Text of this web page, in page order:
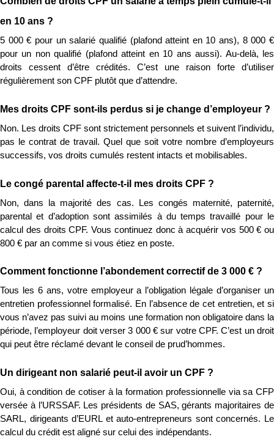
en 10 ans ?
5 000 € pour un salarié qualifié (plafond atteint en 10 ans), 8 000 €
pour un non qualifié (plafond atteint en 10 ans aussi). Au-delà, les
droits cessent d’être crédités. C’est une raison forte d’utiliser
régulièrement son CPF plutôt que d’attendre.
Mes droits CPF sont-ils perdus si je change d’employeur ?
Non. Les droits CPF sont strictement personnels et suivent l’individu,
pas le contrat de travail. Quel que soit votre nombre d’employeurs
successifs, vos droits cumulés restent intacts et mobilisables.
Le congé parental affecte-t-il mes droits CPF ?
Non, dans la majorité des cas. Les congés maternité, paternité,
parental et d’adoption sont assimilés à du temps travaillé pour le
calcul des droits CPF. Vous continuez donc à acquérir vos 500 € ou
800 € par an comme si vous étiez en poste.
Comment fonctionne l’abondement correctif de 3 000 € ?
Tous les 6 ans, votre employeur a l’obligation légale d’organiser un
entretien professionnel formalisé. En l’absence de cet entretien, et si
vous n’avez pas suivi au moins une formation non obligatoire dans la
période, l’employeur doit verser 3 000 € sur votre CPF. C’est un droit
qui peut être réclamé devant le conseil de prud’hommes.
Un dirigeant non salarié peut-il avoir un CPF ?
Oui, à condition de cotiser à la formation professionnelle via sa CFP
versée à l’URSSAF. Les présidents de SAS, gérants majoritaires de
SARL, dirigeants d’EURL et auto-entrepreneurs sont concernés. Le
calcul du crédit est aligné sur celui des indépendants.